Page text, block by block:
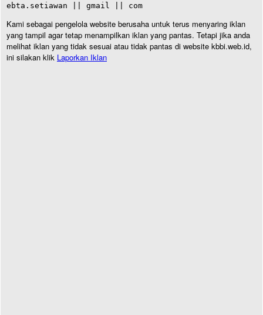
ebta.setiawan || gmail || com
Kami sebagai pengelola website berusaha untuk terus menyaring iklan
yang tampil agar tetap menampilkan iklan yang pantas. Tetapi jika anda
melihat iklan yang tidak sesuai atau tidak pantas di website kbbi.web.id,
ini silakan klik Laporkan Iklan